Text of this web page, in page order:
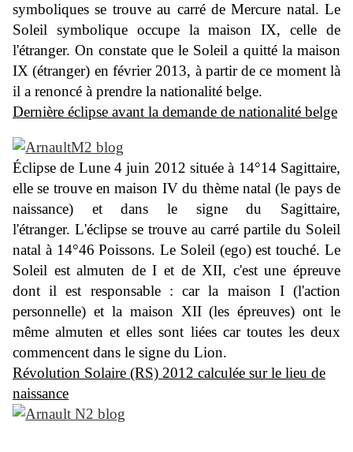
symboliques se trouve au carré de Mercure natal. Le
Soleil symbolique occupe la maison IX, celle de
l'étranger. On constate que le Soleil a quitté la maison
IX (étranger) en février 2013, à partir de ce moment là
il a renoncé à prendre la nationalité belge.
Dernière éclipse avant la demande de nationalité belge
Éclipse de Lune 4 juin 2012 située à 14°14 Sagittaire,
elle se trouve en maison IV du thème natal (le pays de
naissance) et dans le signe du Sagittaire,
l'étranger. L'éclipse se trouve au carré partile du Soleil
natal à 14°46 Poissons. Le Soleil (ego) est touché. Le
Soleil est almuten de I et de XII, c'est une épreuve
dont il est responsable : car la maison I (l'action
personnelle) et la maison XII (les épreuves) ont le
même almuten et elles sont liées car toutes les deux
commencent dans le signe du Lion.
Révolution Solaire (RS) 2012 calculée sur le lieu de
naissance